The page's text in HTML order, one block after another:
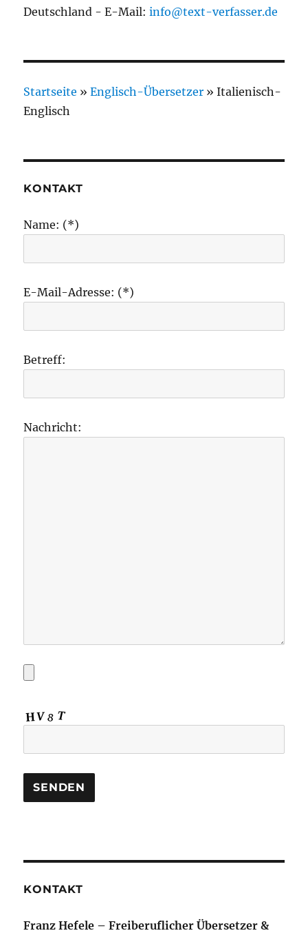
Deutschland - E-Mail:info@text-verfasser.de
Startseite »Englisch-Übersetzer »Italienisch-
Englisch
KONTAKT
Name: (*)
E-Mail-Adresse: (*)
Betreff:
Nachricht:
KONTAKT
Franz Hefele – Freiberuflicher Übersetzer &